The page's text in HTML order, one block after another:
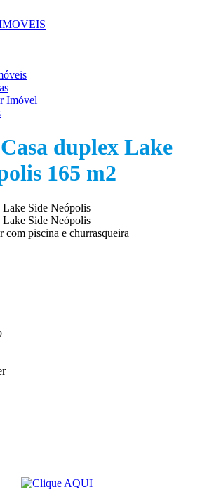
Imóvel
duplex Lake
165 m2